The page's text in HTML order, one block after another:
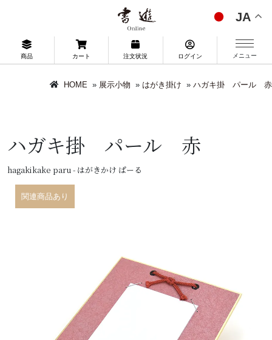
JA
商品 カート 注文状況 ログイン メニュー
HOME » 展示小物 » はがき掛け » ハガキ掛 パール 赤
ハガキ掛 パール 赤
hagakikake paru - はがきかけ ぱーる
関連商品あり